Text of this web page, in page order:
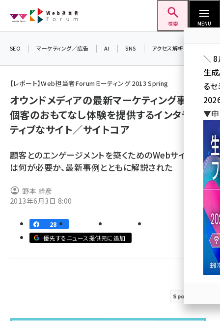
ン
検索 MENU
seo (3538)
ai (2820)
note (2322)
z世代 (1629)
meo (1281)
llmo (1167)
SEO マーケティング／広告 AI SNS アクセス解析／データ分析
【レポート】Web担当者Forumミーティング 2013 Spring
オウンドメディアの最新マーケティング事例、
個客のおもてなし体験を提供するインタラク
ティブなサイト／サイトコア
顧客とのエンゲージメントを築くためのWebサイト構築
は何が必要か、最新事例とともに解説された
野本 幹彦
2013年6月3日 8:00
28
優先するニュース提供元に追加
Sponsored
＼ 8
生
る
▼申